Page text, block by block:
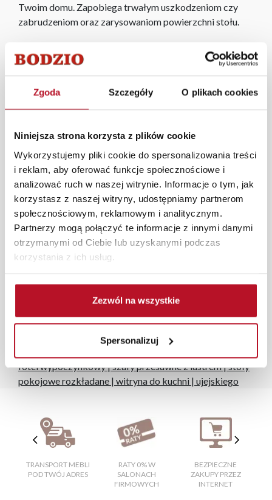
Zgoda Szczegóły O plikach cookies
Niniejsza strona korzysta z plików cookie
Wykorzystujemy pliki cookie do spersonalizowania treści
i reklam, aby oferować funkcje społecznościowe i
analizować ruch w naszej witrynie. Informacje o tym, jak
korzystasz z naszej witryny, udostępniamy partnerom
społecznościowym, reklamowym i analitycznym.
Partnerzy mogą połączyć te informacje z innymi danymi
otrzymanymi od Ciebie lub uzyskanymi podczas
korzystania z ich usług.
Zezwól na wszystkie
Spersonalizuj
Twoim domu. Zapobiega trwałym uszkodzeniom czy
zabrudzeniom oraz zarysowaniom powierzchni stołu.
gotowaniu przez cały rok. Maty stołowe, ścierki,
skutecznie nadać kuchni nowych kolorów.
W każdym z salonów mebli Bodzio oferujemy pomoc w
programu Planer 3D bezpłatnie zaprojektują i
przygotują kompleksową wizualizację Państwa
pomieszczenia wraz z wyceną. Każde zamówienie
złożone w sklepie stacjonarnym dostarczymy do 3 dni
roboczych na terenie całej Polski. W przypadku
zamówień internetowych czas dostawy wynosi do 5 dni
roboczych, również na terenie całego kraju. Wszystkie
zamówienia powyżej 1000 zł dostarczamy gratis
niezależnie od miejsca złożenia zamówienia.
Zdjęcia produktów mają charakter poglądowy.
Rzeczywiste kolory i struktura materiałów mogą różnić
monitora, rodzaju wyświetlacza i oświetlenia.
fotel wypoczynkowy|szafy przesuwne z lustrem|stoły
pokojowe rozkładane | witryna do kuchni | ujejskiego
TRANSPORT MEBLI
POD TWÓJ ADRES
RATY 0% W
SALONACH
FIRMOWYCH
BEZPIECZNE
ZAKUPY PRZEZ
INTERNET